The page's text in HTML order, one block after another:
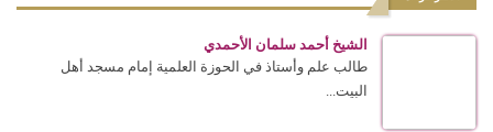
الشيخ أحمد سلمان الأحمدي
طالب علم وأستاذ في الحوزة العلمية إمام مسجد أهل
البيت...